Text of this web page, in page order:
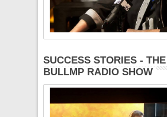
SUCCESS STORIES -
BULLMP RADIO SHOW